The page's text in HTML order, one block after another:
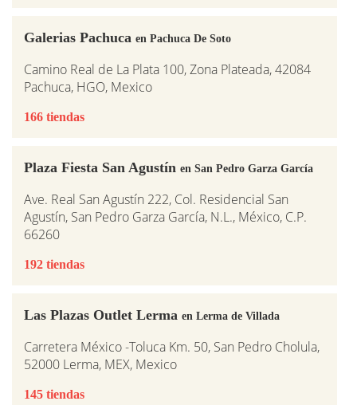
Galerias Pachuca en Pachuca De Soto
Camino Real de La Plata 100, Zona Plateada, 42084
Pachuca, HGO, Mexico
166 tiendas
Plaza Fiesta San Agustín en San Pedro Garza García
Ave. Real San Agustín 222, Col. Residencial San
Agustín, San Pedro Garza García, N.L., México, C.P.
66260
192 tiendas
Las Plazas Outlet Lerma en Lerma de Villada
Carretera México -Toluca Km. 50, San Pedro Cholula,
52000 Lerma, MEX, Mexico
145 tiendas